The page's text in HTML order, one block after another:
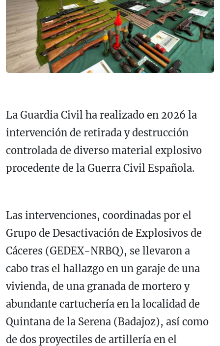
La Guardia Civil ha realizado en 2026 la
intervención de retirada y destrucción
controlada de diverso material explosivo
procedente de la Guerra Civil Española.
Las intervenciones, coordinadas por el
Grupo de Desactivación de Explosivos de
Cáceres (GEDEX-NRBQ), se llevaron a
cabo tras el hallazgo en un garaje de una
vivienda, de una granada de mortero y
abundante cartuchería en la localidad de
Quintana de la Serena (Badajoz), así como
de dos proyectiles de artillería en el